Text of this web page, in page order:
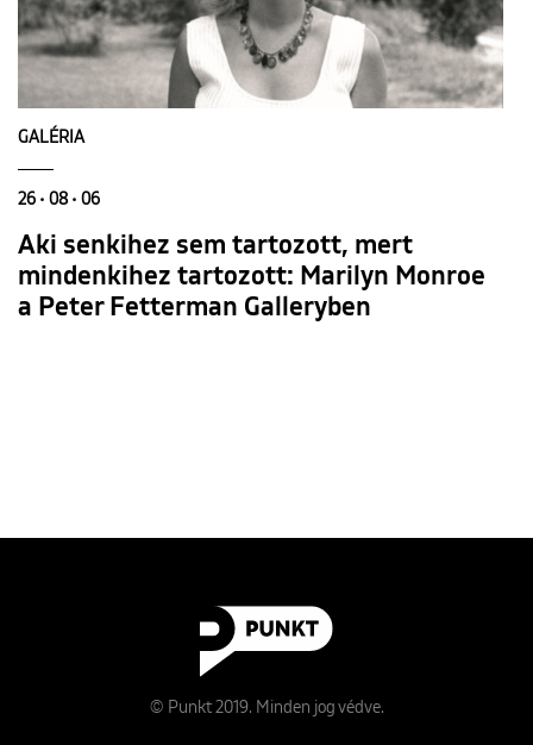
GALÉRIA
26 • 08 • 06
Aki senkihez sem tartozott, mert
mindenkihez tartozott: Marilyn Monroe
a Peter Fetterman Galleryben
© Punkt 2019. Minden jog védve.